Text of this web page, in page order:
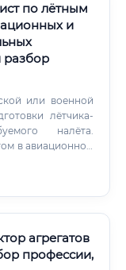
по лётным
и
разбор
или военной
лётчика-
налёта.
в авиационном
программы
агрегатов
профессии,